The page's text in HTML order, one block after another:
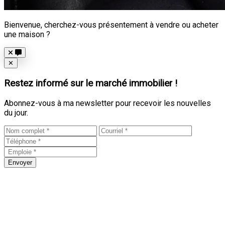
Bienvenue, cherchez-vous présentement à vendre ou acheter
une maison ?
Close
✕
Restez informé sur le marché immobilier !
Abonnez-vous à ma newsletter pour recevoir les nouvelles
du jour.
Envoyer